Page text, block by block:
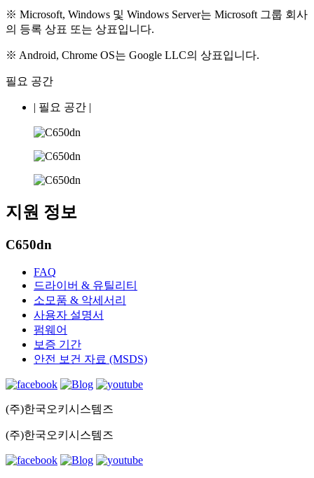
※ Microsoft, Windows 및 Windows Server는 Microsoft 그룹 회사
의 등록 상표 또는 상표입니다.
※ Android, Chrome OS는 Google LLC의 상표입니다.
필요 공간
| 필요 공간 |
지원 정보
C650dn
FAQ
드라이버 & 유틸리티
소모품 & 악세서리
사용자 설명서
펌웨어
보증 기간
안전 보건 자료 (MSDS)
(주)한국오키시스템즈
(주)한국오키시스템즈